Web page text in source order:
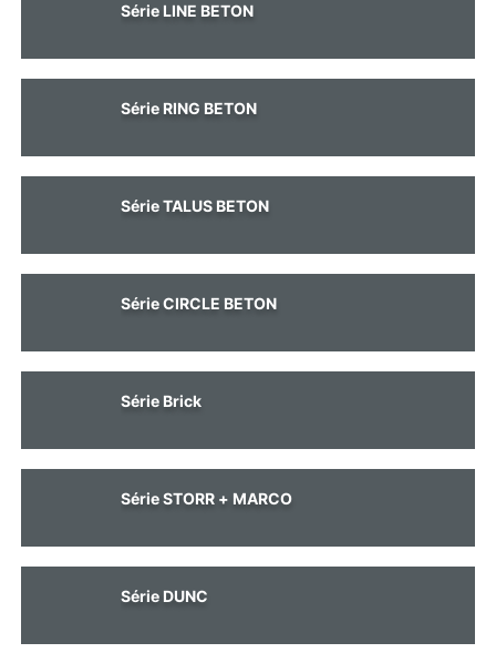
Série LINE BETON
Série RING BETON
Série TALUS BETON
Série CIRCLE BETON
Série Brick
Série STORR + MARCO
Série DUNC
D
o
r
u
j
e